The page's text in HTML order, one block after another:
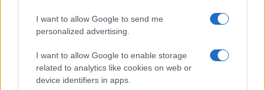
I want to allow Google to send me
personalized advertising.
I want to allow Google to enable storage
related to analytics like cookies on web or
device identifiers in apps.
COTATIONS CRYPTO
Nom Prix